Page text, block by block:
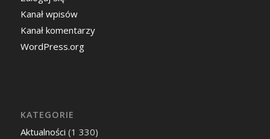
Kanał wpisów
Kanał komentarzy
WordPress.org
KATEGORIE
Aktualności (1 330)